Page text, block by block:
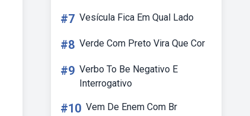
#7 Vesícula Fica Em Qual Lado
#8 Verde Com Preto Vira Que Cor
#9 Verbo To Be Negativo E
Interrogativo
#10 Vem De Enem Com Br